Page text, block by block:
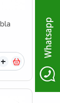
+